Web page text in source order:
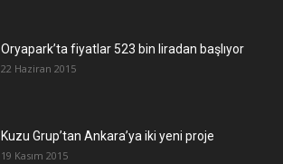
Oryapark’ta fiyatlar 523 bin liradan başlıyor
22 Haziran 2015
​Kuzu Grup’tan Ankara’ya iki yeni proje
19 Kasım 2015